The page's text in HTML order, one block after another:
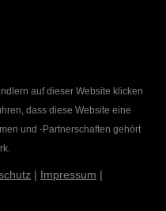
auf dieser Website klicken
dass diese Website eine
und -Partnerschaften gehört
| Impressum |